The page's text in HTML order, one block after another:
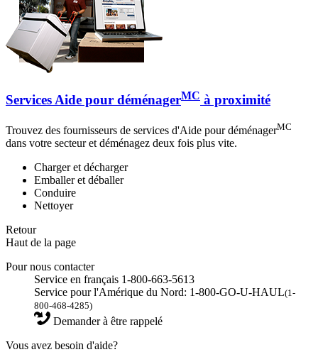
Services Aide pour déménagerMC à proximité
Trouvez des fournisseurs de services d'Aide pour déménagerMC
dans votre secteur et déménagez deux fois plus vite.
Charger et décharger
Emballer et déballer
Conduire
Nettoyer
Retour
Haut de la page
Pour nous contacter
Service en français 1-800-663-5613
Service pour l'Amérique du Nord: 1-800-GO-U-HAUL(1-
800-468-4285)
Demander à être rappelé
Vous avez besoin d'aide?